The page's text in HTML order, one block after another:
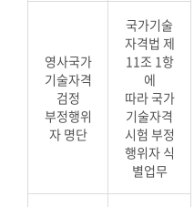
영사국가
기술자격
검정
부정행위
자 명단
국가기술
자격법 제
11조 1항
에
따라 국가
기술자격
시험 부정
행위자 식
별업무